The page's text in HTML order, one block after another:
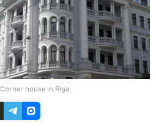
Corner house in Riga